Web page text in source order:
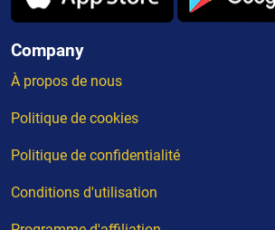
Company
À propos de nous
Politique de cookies
Politique de confidentialité
Conditions d'utilisation